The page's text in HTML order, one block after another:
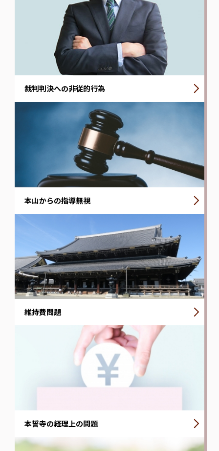
裁判判決への非従的行為
本山からの指導無視
維持費問題
本誓寺の経理上の問題